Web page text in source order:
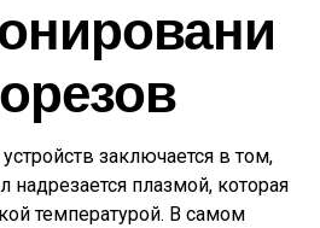
заключается в том,
надрезается плазмой, которая
температурой. В самом